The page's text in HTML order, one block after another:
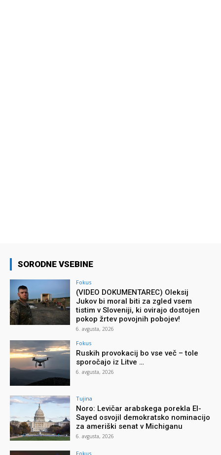
SORODNE VSEBINE
Fokus
(VIDEO DOKUMENTAREC) Oleksij
Jukov bi moral biti za zgled vsem
tistim v Sloveniji, ki ovirajo dostojen
pokop žrtev povojnih pobojev!
6. avgusta, 2026
Fokus
Ruskih provokacij bo vse več – tole
sporočajo iz Litve …
6. avgusta, 2026
Tujina
Noro: Levičar arabskega porekla El-
Sayed osvojil demokratsko nominacijo
za ameriški senat v Michiganu
6. avgusta, 2026
Fokus